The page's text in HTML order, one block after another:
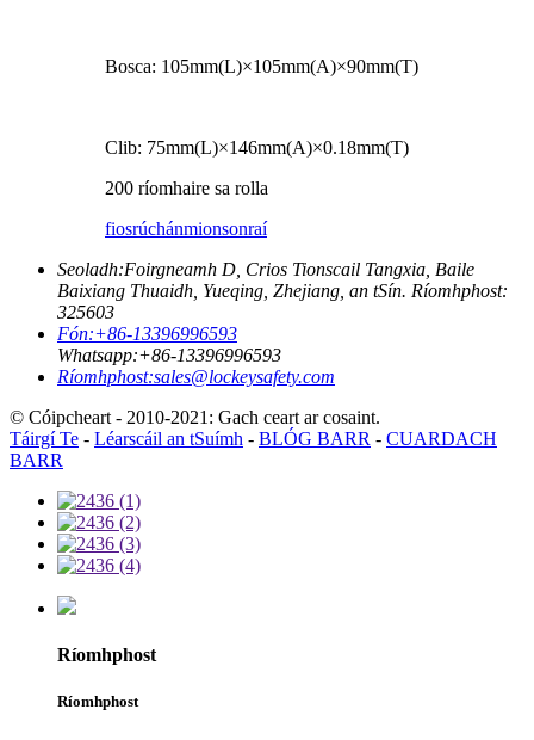
Bosca: 105mm(L)×105mm(A)×90mm(T)
Clib: 75mm(L)×146mm(A)×0.18mm(T)
200 ríomhaire sa rolla
fiosrúchánmionsonraí
Seoladh:Foirgneamh D, Crios Tionscail Tangxia, Baile
Baixiang Thuaidh, Yueqing, Zhejiang, an tSín. Ríomhphost:
325603
Fón:+86-13396996593
Whatsapp:+86-13396996593
Ríomhphost:sales@lockeysafety.com
© Cóipcheart - 2010-2021: Gach ceart ar cosaint.
Táirgí Te - Léarscáil an tSuímh - BLÓG BARR - CUARDACH
BARR
Ríomhphost
Ríomhphost